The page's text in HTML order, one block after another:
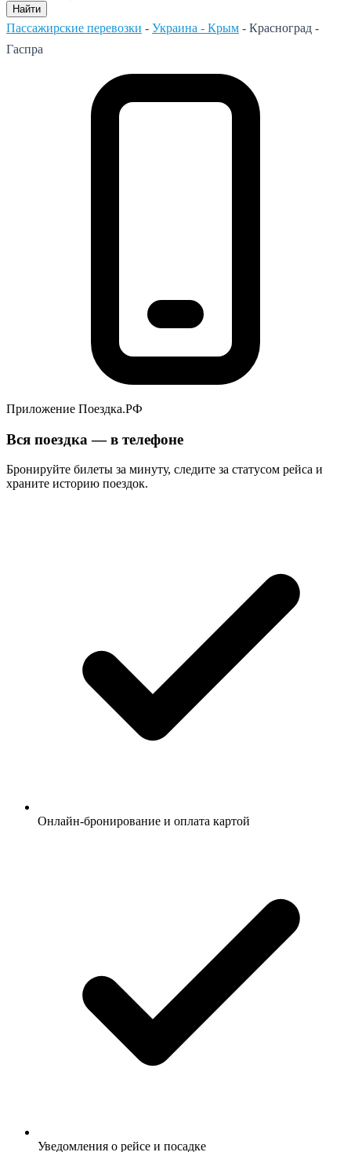
Найти
Пассажирские перевозки - Украина - Крым - Красноград -
Гаспра
Приложение Поездка.РФ
Вся поездка — в телефоне
Бронируйте билеты за минуту, следите за статусом рейса и
храните историю поездок.
Онлайн-бронирование и оплата картой
Уведомления о рейсе и посадке